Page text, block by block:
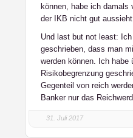
können, habe ich damals
der IKB nicht gut
Und last but not least:
geschrieben, dass man
werden können. Ich habe
Risikobegrenzung
Gegenteil von reich
Banker nur das
31. Juli 2017